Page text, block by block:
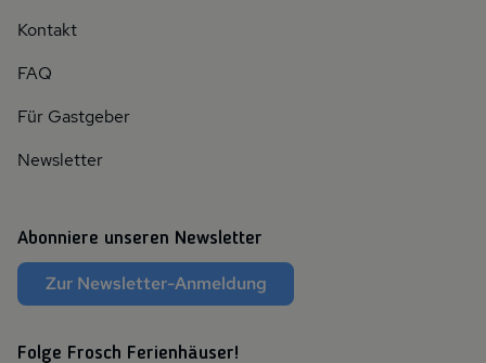
Kontakt
FAQ
Für Gastgeber
Newsletter
Abonniere unseren Newsletter
Zur Newsletter-Anmeldung
Folge Frosch Ferienhäuser!